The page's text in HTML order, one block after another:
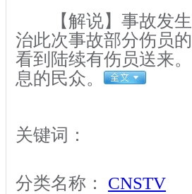
【解说】事故发生
治此次事故部分伤员
看到陆续有伤员送来
息的民众。
关键词：
分类名称： CNSTV